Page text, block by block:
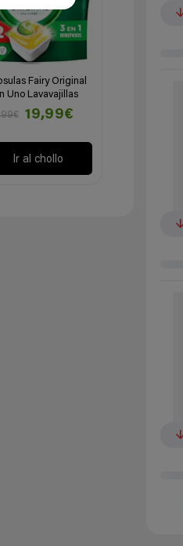
Fairy Original
Uno Lavavajillas
19,99€
Ir al chollo